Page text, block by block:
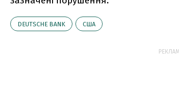
DEUTSCHE BANK США